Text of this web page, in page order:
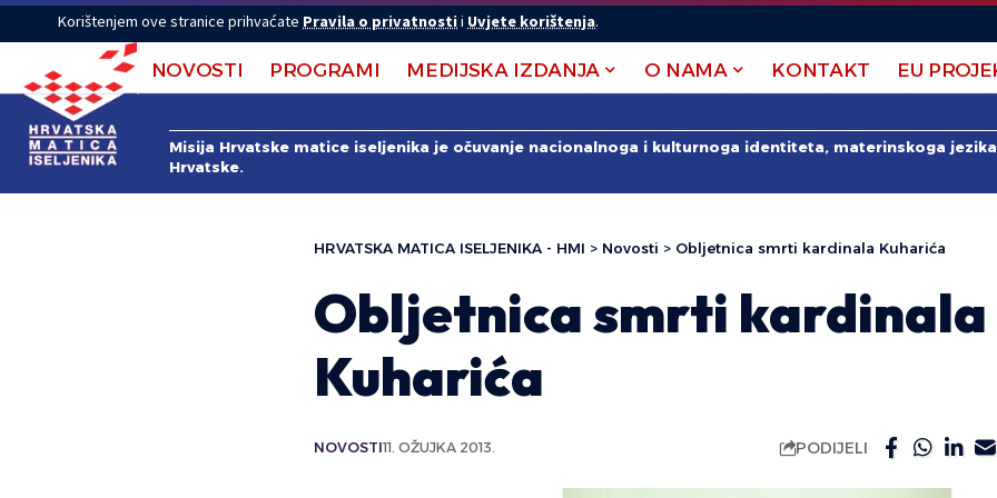
Korištenjem ove stranice prihvaćate Pravila o privatnostii Uvjete korištenja.
NOVOSTI PROGRAMI MEDIJSKA IZDANJA O NAMA KONTAKT EU
Misija Hrvatske matice iseljenika je očuvanje nacionalnoga i kulturnoga identiteta, materinskoga
Hrvatske.
HRVATSKA MATICA ISELJENIKA - HMI > Novosti > Obljetnica smrti kardinala Kuharića
Obljetnica smrti kardinala
Kuharića
NOVOSTI11. OŽUJKA 2013. PODIJELI